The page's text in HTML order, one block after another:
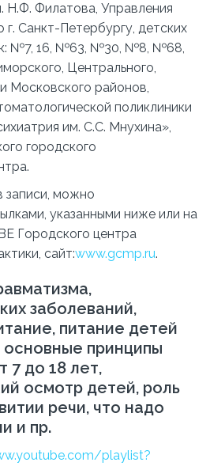
Филатова, Управления
Санкт-Петербургу, детских
№7, 16, №63, №30, №8, №68,
Центрального,
Московского районов,
поликлиники
им. С.С. Мнухина»,
городского
записи, можно
указанными ниже или на
Городского центра
сайт:www.gcmp.ru.
заболеваний,
питание детей
основные принципы
7 до 18 лет,
осмотр детей, роль
речи, что надо
и пр.
playlist?